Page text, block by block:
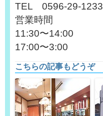
TEL 0596-29-1233
営業時間
11:30〜14:00
17:00〜3:00
こちらの記事もどうぞ